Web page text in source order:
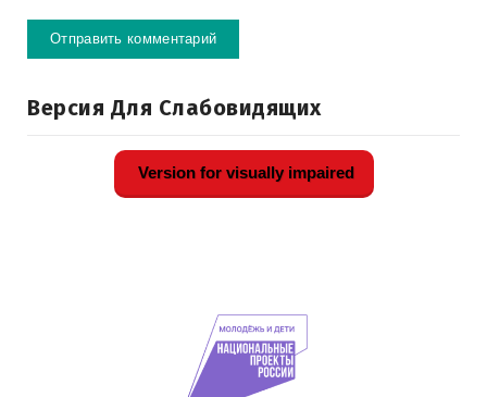
Версия Для Слабовидящих
Version for visually impaired